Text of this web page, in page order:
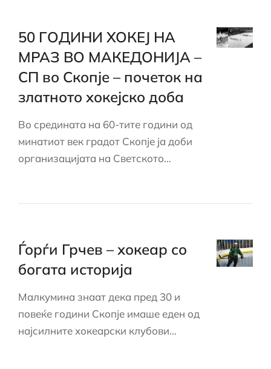
50 ГОДИНИ ХОКЕЈ НА
МРАЗ ВО МАКЕДОНИЈА –
СП во Скопје – почеток на
златното хокејско доба
Во средината на 60-тите години од
минатиот век градот Скопје ја доби
организацијата на Светското…
Ѓорѓи Грчев – хокеар со
богата историја
Малкумина знаат дека пред 30 и
повеќе години Скопје имаше еден од
најсилните хокеарски клубови…